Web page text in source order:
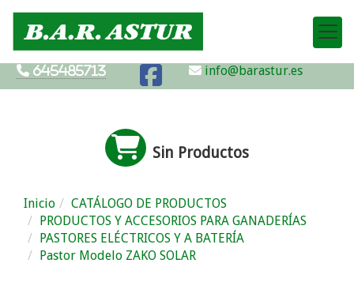
645485713 info@barastur.es
Sin Productos
Inicio
CATÁLOGO DE PRODUCTOS
PRODUCTOS Y ACCESORIOS PARA GANADERÍAS
PASTORES ELÉCTRICOS Y A BATERÍA
Pastor Modelo ZAKO SOLAR